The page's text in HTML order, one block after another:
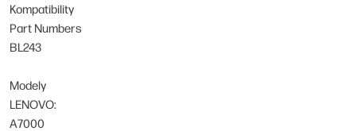
Kompatibility
Part Numbers
BL243
Modely
LENOVO:
A7000